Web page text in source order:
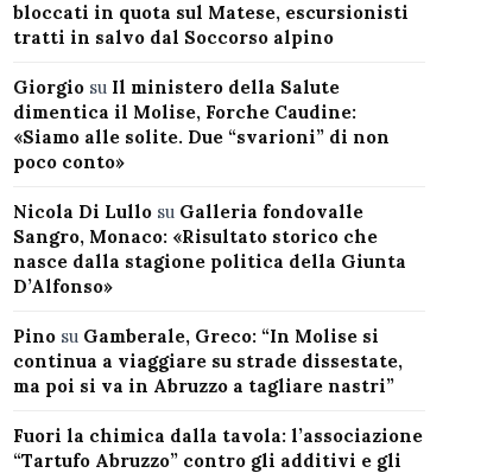
bloccati in quota sul Matese, escursionisti
tratti in salvo dal Soccorso alpino
Giorgiosu Il ministero della Salute
dimentica il Molise, Forche Caudine:
«Siamo alle solite. Due “svarioni” di non
poco conto»
Nicola Di Lullosu Galleria fondovalle
Sangro, Monaco: «Risultato storico che
nasce dalla stagione politica della Giunta
D’Alfonso»
Pinosu Gamberale, Greco: “In Molise si
continua a viaggiare su strade dissestate,
ma poi si va in Abruzzo a tagliare nastri”
Fuori la chimica dalla tavola: l’associazione
“Tartufo Abruzzo” contro gli additivi e gli